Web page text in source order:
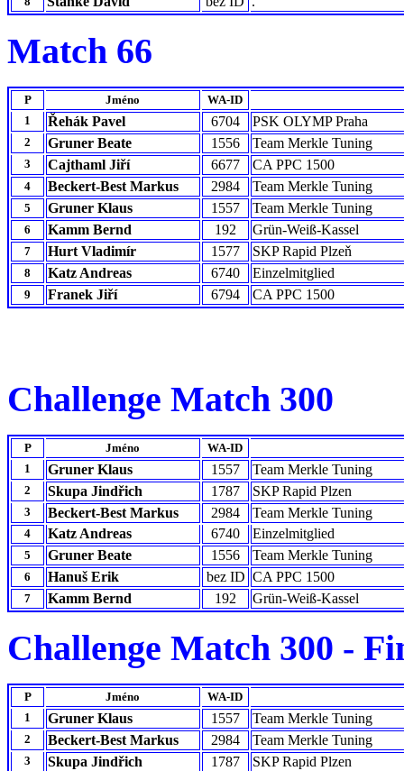
Match 66
P Jméno
WA-ID
1
Řehák Pavel 6704 PSK OLYMP Praha
2 Gruner Beate 1556 Team Merkle Tuning
3 Cajthaml Jiří 6677 CA PPC 1500
4 Beckert-Best Markus 2984 Team Merkle Tuning
5 Gruner Klaus 1557 Team Merkle Tuning
6 Kamm Bernd 192 Grün-Weiß-Kassel
7 Hurt Vladimír 1577 SKP Rapid Plzeň
8 Katz Andreas 6740 Einzelmitglied
9 Franek Jiří 6794 CA PPC 1500
Challenge Match 300
P Jméno
WA-ID
1
Gruner Klaus 1557 Team Merkle Tuning
2 Skupa Jindřich 1787 SKP Rapid Plzen
3 Beckert-Best Markus 2984 Team Merkle Tuning
4 Katz Andreas 6740 Einzelmitglied
5 Gruner Beate 1556 Team Merkle Tuning
6 Hanuš Erik bez ID CA PPC 1500
7 Kamm Bernd 192 Grün-Weiß-Kassel
Challenge Match 300 -
P Jméno
WA-ID
1
Gruner Klaus 1557 Team Merkle Tuning
2 Beckert-Best Markus 2984 Team Merkle Tuning
3 Skupa Jindřich 1787 SKP Rapid Plzen